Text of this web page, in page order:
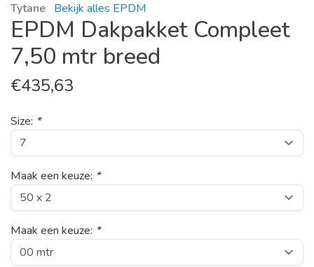
Tytane Bekijk alles EPDM
EPDM Dakpakket Compleet
7,50 mtr breed
€435,63
Size: *
Maak een keuze: *
Maak een keuze: *